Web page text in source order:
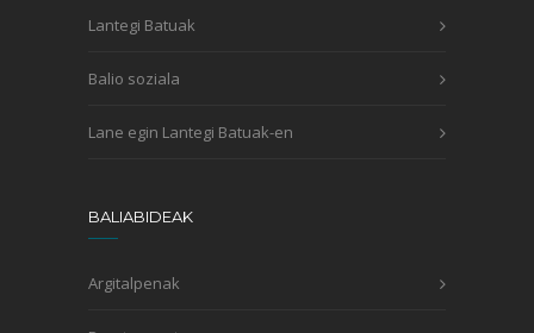
Lantegi Batuak
Balio soziala
Lane egin Lantegi Batuak-en
BALIABIDEAK
Argitalpenak